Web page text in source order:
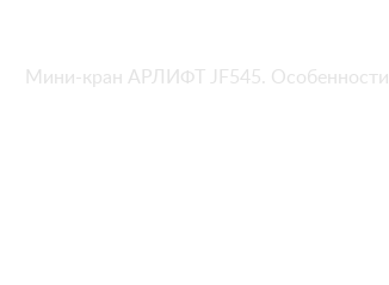
Мини-кран АРЛИФТ JF545. Особенности.